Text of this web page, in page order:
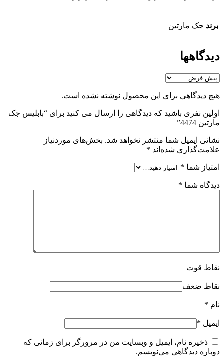
برند جک مارتین
دیدگاهها
هیچ دیدگاهی برای این محصول نوشته نشده است.
اولین نفری باشید که دیدگاهی را ارسال می کنید برای “بابلیس جک
مارتین 4474”
نشانی ایمیل شما منتشر نخواهد شد. بخش‌های موردنیاز
علامت‌گذاری شده‌اند *
امتیاز شما *
دیدگاه شما *
نقاط قوت
نقاط ضعف
نام *
ایمیل *
ذخیره نام، ایمیل و وبسایت من در مرورگر برای زمانی که
دوباره دیدگاهی می‌نویسم.